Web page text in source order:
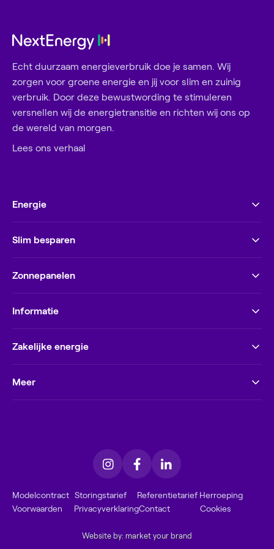
Echt duurzaam energieverbruik doe je samen. Wij
zorgen voor groene energie en jij voor slim en zuinig
verbruik. Door deze bewustwording te stimuleren
versnellen wij de energietransitie en richten wij ons op
de wereld van morgen.
Lees ons verhaal
Energie
Slim besparen
Zonnepanelen
Informatie
Zakelijke energie
Meer
Modelcontract Storingstarief Referentietarief Herroeping
Voorwaarden
PrivacyverklaringContact Cookies
Website by: market your brand